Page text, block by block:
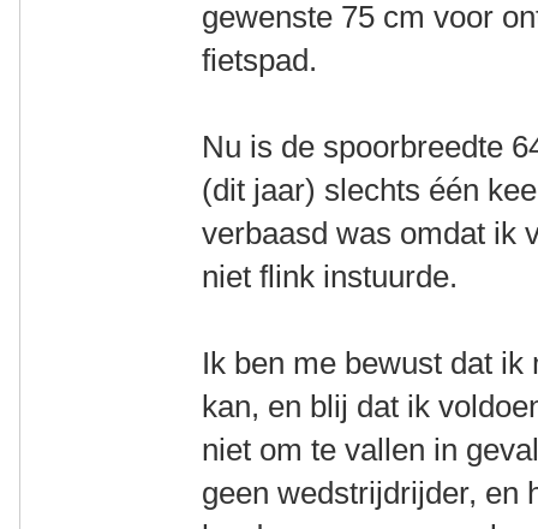
gewenste 75 cm voor
fietspad.
Nu is de spoorbreedte
(dit jaar) slechts één
verbaasd was omdat ik
niet flink instuurde.
Ik ben me bewust dat
kan, en blij dat ik
niet om te vallen in
geen wedstrijdrijder, en